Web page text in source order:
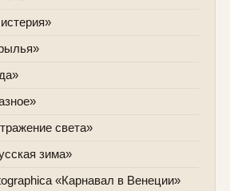
света»
зима»
«Карнавал в Венеции»